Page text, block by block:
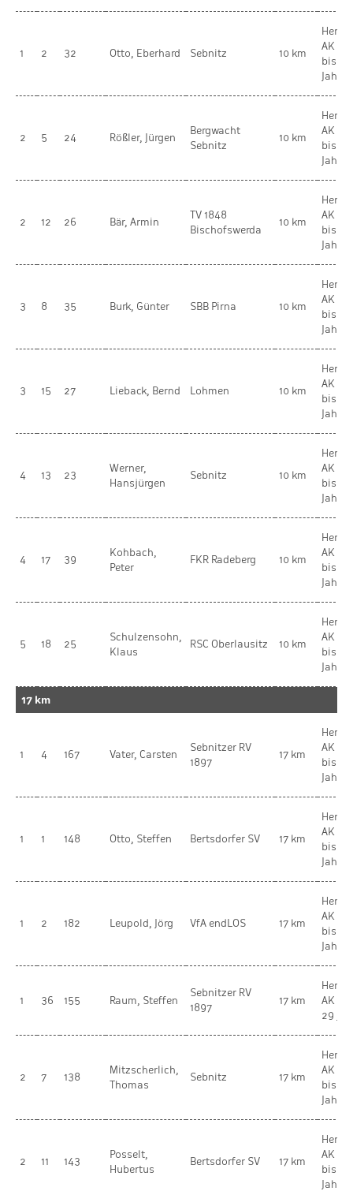
1 2 32 Otto, Eberhard Sebnitz 10 km
Herren
AK 5
bis 64
Jahre
2 5 24 Rößler, Jürgen
Bergwacht
Sebnitz
10 km
Herren
AK 6
bis 69
Jahre
2 12 26 Bär, Armin
TV 1848
Bischofswerda
10 km
Herren
AK 5
bis 64
Jahre
3 8 35 Burk, Günter SBB Pirna 10 km
Herren
AK 6
bis 69
Jahre
3 15 27 Lieback, Bernd Lohmen 10 km
Herren
AK 5
bis 64
Jahre
4 13 23
Werner,
Hansjürgen
Sebnitz 10 km
Herren
AK 6
bis 69
Jahre
4 17 39
Kohbach,
Peter
FKR Radeberg 10 km
Herren
AK 5
bis 64
Jahre
5 18 25
Schulzensohn,
Klaus
RSC Oberlausitz 10 km
Herren
AK 6
bis 69
Jahre
17 km
1 4 167 Vater, Carsten
Sebnitzer RV
1897
17 km
Herren
AK 3
bis 49
Jahre
1 1 148 Otto, Steffen Bertsdorfer SV 17 km
Herren
AK 4
bis 59
Jahre
1 2 182 Leupold, Jörg VfA endLOS 17 km
Herren
AK 2
bis 39
Jahre
1 36 155 Raum, Steffen
Sebnitzer RV
1897
17 km
Herren
AK 1
29
2 7 138
Mitzscherlich,
Thomas
Sebnitz 17 km
Herren
AK 3
bis 49
Jahre
2 11 143
Posselt,
Hubertus
Bertsdorfer SV 17 km
Herren
AK 4
bis 59
Jahre